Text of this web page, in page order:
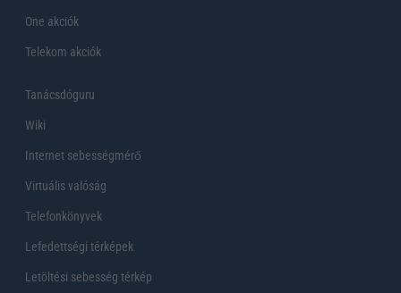
One akciók
Telekom akciók
Tanácsdóguru
Wiki
Internet sebességmérő
Virtuális valóság
Telefonkönyvek
Lefedettségi térképek
Letöltési sebesség térkép